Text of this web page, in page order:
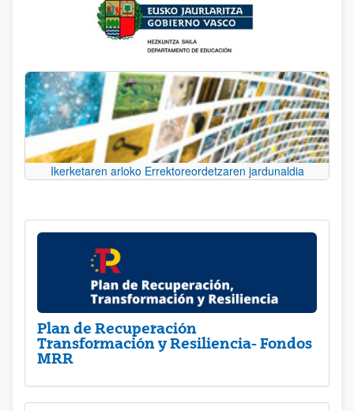
Ikerketaren arloko Errektoreordetzaren jardunaldia
Plan de Recuperación
Transformación y Resiliencia- Fondos
MRR